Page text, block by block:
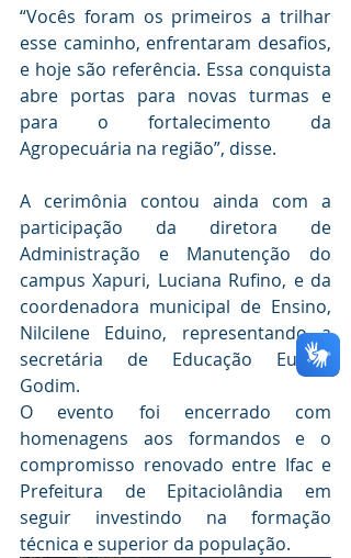
“Vocês foram os primeiros a trilhar
esse caminho, enfrentaram desafios,
e hoje são referência. Essa conquista
abre portas para novas turmas e
para o fortalecimento da
Agropecuária na região”, disse.
A cerimônia contou ainda com a
participação da diretora de
Administração e Manutenção do
campus Xapuri, Luciana Rufino, e da
coordenadora municipal de Ensino,
Nilcilene Eduino, representando a
secretária de Educação Eunice
Godim.
O evento foi encerrado com
homenagens aos formandos e o
compromisso renovado entre Ifac e
Prefeitura de Epitaciolândia em
seguir investindo na formação
técnica e superior da população.